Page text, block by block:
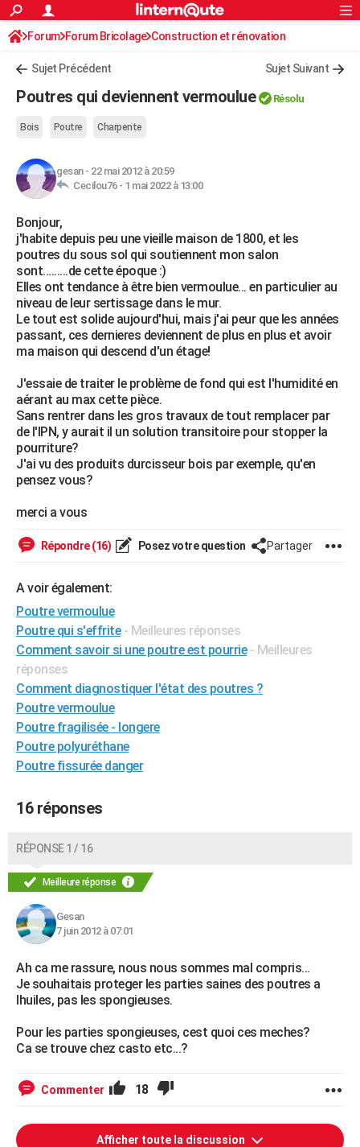
ACTUALITÉS
Politique
Société
Faits Divers
Education
Monde
Villes
+
Essais
Réserver un essai
Citadines
Berlines
SUV
Forum auto
+HIGH-TECH
BRICOLAGE
Forum
Aménagement intérieur
Extérieur
Cuisine
Salle de bains
Jardinage
Rangement
WEEK-END
Guides de France
Escapades
Patrimoine
Expositions
Musées
Week-end nature
+LIFESTYLE
Art de vivre
Bien-être
Loisirs
Mode
Modes de vie
SANTE
Alimentation
Guide de la santé
Maladies
Médicaments
Sommeil
VOYAGE
Destinations
City break
Voyage nature
Voyage de noces
Forum
ClimatPHOTO
GUIDES D'ACHAT
BONS PLANS
CARTE DE VOEUX
Carte de Noël
Carte Bonne année
Carte Saint-Valentin
Carte Pâques
Carte d'anniversaire
DICTIONNAIRE
Dictionnaire
Biographies
Citations
Expressions
Proverbes
PROGRAMME TV
S'inscrire
Se connecter
Lycées
Collèges
Primaires
Universités
Entreprises
Service militaire
Avis de recherche
AVIS DE DÉCÈS
FORUM
Bricolage
Lifestyle
Culture
Sport
Auto
Television
Voyage
Cinema
Rechercher
S'inscrire
Connexion
Forum Forum Bricolage Construction et rénovation
Sujet Précédent Sujet Suivant
Poutres qui deviennent vermoulue Résolu
Bois Poutre Charpente
gesan- 22 mai 2012 à 20:59
Cecilou76 - 1 mai 2022 à 13:00
Bonjour,
j'habite depuis peu une vieille maison de 1800, et les
poutres du sous sol qui soutiennent mon salon
sont.........de cette époque :)
Elles ont tendance à être bien vermoulue... en particulier au
niveau de leur sertissage dans le mur.
Le tout est solide aujourd'hui, mais j'ai peur que les années
passant, ces dernieres deviennent de plus en plus et avoir
ma maison qui descend d'un étage!
J'essaie de traiter le problème de fond qui est l'humidité en
aérant au max cette pièce.
Sans rentrer dans les gros travaux de tout remplacer par
de l'IPN, y aurait il un solution transitoire pour stopper la
pourriture?
J'ai vu des produits durcisseur bois par exemple, qu'en
pensez vous?
merci a vous
Répondre (16) Posez votre question Partager
A voir également:
Poutre vermoulue
Poutre qui s'effrite - Meilleures réponses
Comment savoir si une poutre est pourrie - Meilleures
réponses
Comment diagnostiquer l'état des poutres ?
Poutre vermoulue
Poutre fragilisée - longere
Poutre polyuréthane
Poutre fissurée danger
16 réponses
RÉPONSE 1 / 16
Meilleure réponse
Gesan
7 juin 2012 à 07:01
Ah ca me rassure, nous nous sommes mal compris...
Je souhaitais proteger les parties saines des poutres a
lhuiles, pas les spongieuses.
Pour les parties spongieuses, cest quoi ces meches?
Ca se trouve chez casto etc...?
Commenter 18
Afficher toute la discussion